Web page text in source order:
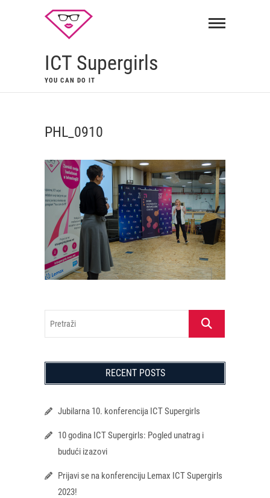
ICT Supergirls
YOU CAN DO IT
PHL_0910
Pretraži
RECENT POSTS
Jubilarna 10. konferencija ICT Supergirls
10 godina ICT Supergirls: Pogled unatrag i
budući izazovi
Prijavi se na konferenciju Lemax ICT Supergirls
2023!